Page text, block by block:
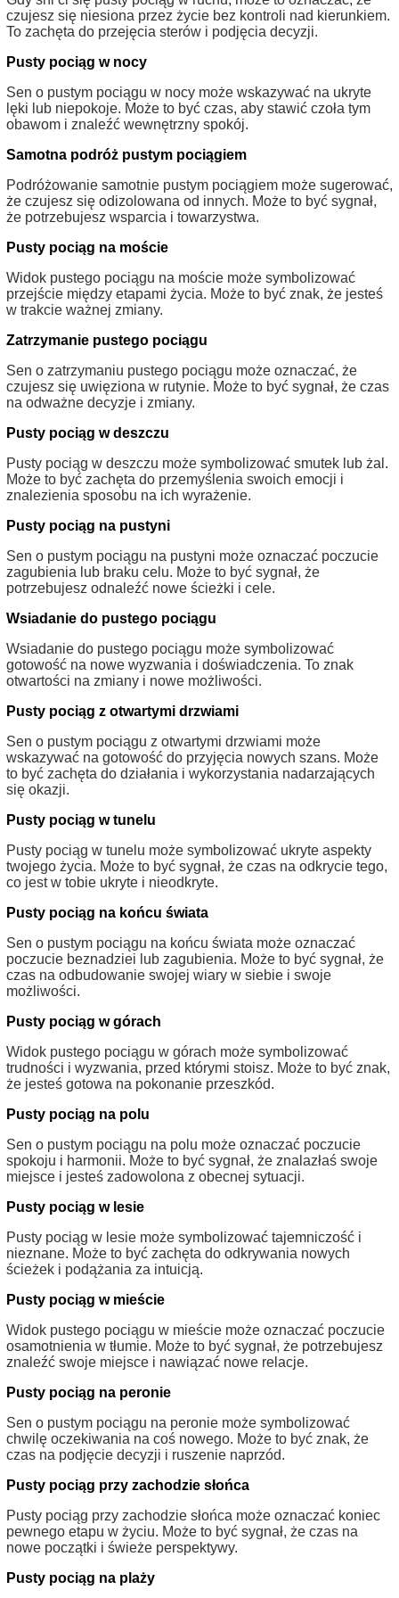
czujesz się niesiona przez życie bez kontroli nad kierunkiem.
To zachęta do przejęcia sterów i podjęcia decyzji.
Pusty pociąg w nocy
Sen o pustym pociągu w nocy może wskazywać na ukryte
lęki lub niepokoje. Może to być czas, aby stawić czoła tym
obawom i znaleźć wewnętrzny spokój.
Samotna podróż pustym pociągiem
Podróżowanie samotnie pustym pociągiem może sugerować,
że czujesz się odizolowana od innych. Może to być sygnał,
że potrzebujesz wsparcia i towarzystwa.
Pusty pociąg na moście
Widok pustego pociągu na moście może symbolizować
przejście między etapami życia. Może to być znak, że jesteś
w trakcie ważnej zmiany.
Zatrzymanie pustego pociągu
Sen o zatrzymaniu pustego pociągu może oznaczać, że
czujesz się uwięziona w rutynie. Może to być sygnał, że czas
na odważne decyzje i zmiany.
Pusty pociąg w deszczu
Pusty pociąg w deszczu może symbolizować smutek lub żal.
Może to być zachęta do przemyślenia swoich emocji i
znalezienia sposobu na ich wyrażenie.
Pusty pociąg na pustyni
Sen o pustym pociągu na pustyni może oznaczać poczucie
zagubienia lub braku celu. Może to być sygnał, że
potrzebujesz odnaleźć nowe ścieżki i cele.
Wsiadanie do pustego pociągu
Wsiadanie do pustego pociągu może symbolizować
gotowość na nowe wyzwania i doświadczenia. To znak
otwartości na zmiany i nowe możliwości.
Pusty pociąg z otwartymi drzwiami
Sen o pustym pociągu z otwartymi drzwiami może
wskazywać na gotowość do przyjęcia nowych szans. Może
to być zachęta do działania i wykorzystania nadarzających
się okazji.
Pusty pociąg w tunelu
Pusty pociąg w tunelu może symbolizować ukryte aspekty
twojego życia. Może to być sygnał, że czas na odkrycie tego,
co jest w tobie ukryte i nieodkryte.
Pusty pociąg na końcu świata
Sen o pustym pociągu na końcu świata może oznaczać
poczucie beznadziei lub zagubienia. Może to być sygnał, że
czas na odbudowanie swojej wiary w siebie i swoje
możliwości.
Pusty pociąg w górach
Widok pustego pociągu w górach może symbolizować
trudności i wyzwania, przed którymi stoisz. Może to być znak,
że jesteś gotowa na pokonanie przeszkód.
Pusty pociąg na polu
Sen o pustym pociągu na polu może oznaczać poczucie
spokoju i harmonii. Może to być sygnał, że znalazłaś swoje
miejsce i jesteś zadowolona z obecnej sytuacji.
Pusty pociąg w lesie
Pusty pociąg w lesie może symbolizować tajemniczość i
nieznane. Może to być zachęta do odkrywania nowych
ścieżek i podążania za intuicją.
Pusty pociąg w mieście
Widok pustego pociągu w mieście może oznaczać poczucie
osamotnienia w tłumie. Może to być sygnał, że potrzebujesz
znaleźć swoje miejsce i nawiązać nowe relacje.
Pusty pociąg na peronie
Sen o pustym pociągu na peronie może symbolizować
chwilę oczekiwania na coś nowego. Może to być znak, że
czas na podjęcie decyzji i ruszenie naprzód.
Pusty pociąg przy zachodzie słońca
Pusty pociąg przy zachodzie słońca może oznaczać koniec
pewnego etapu w życiu. Może to być sygnał, że czas na
nowe początki i świeże perspektywy.
Pusty pociąg na plaży